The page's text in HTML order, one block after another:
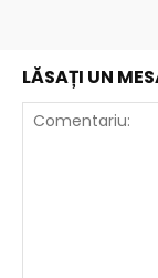
LĂSAȚI UN